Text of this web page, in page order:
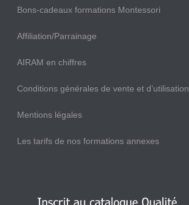
Bons-cadeaux formations Montessori
Affiliation/Parrainage
AIRAM en chiffres
Conditions générales de vente et d’utilisation
Mentions légales
Les tarifs de nos formations annexes